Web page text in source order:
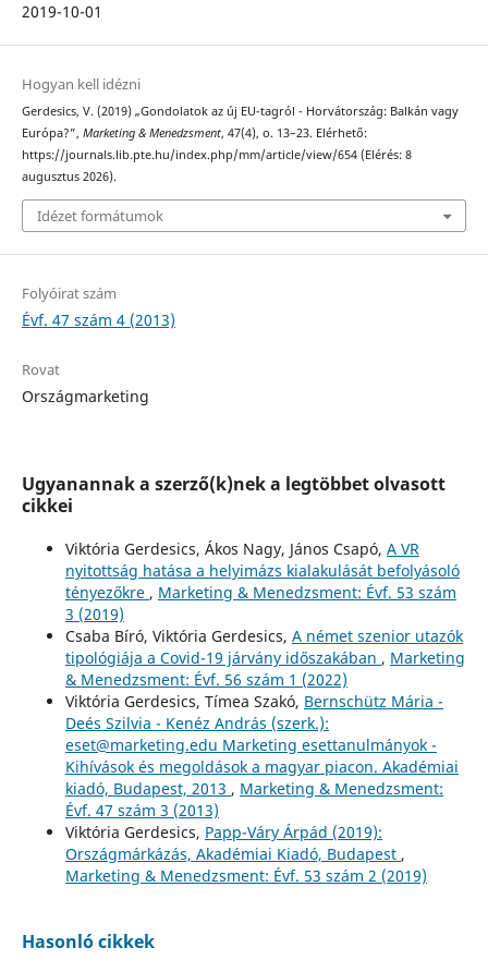
2019-10-01
Hogyan kell idézni
Gerdesics, V. (2019) „Gondolatok az új EU-tagról - Horvátország: Balkán vagy
Európa?”, Marketing & Menedzsment, 47(4), o. 13–23. Elérhető:
https://journals.lib.pte.hu/index.php/mm/article/view/654 (Elérés: 8
augusztus 2026).
Idézet formátumok
Folyóirat szám
Évf. 47 szám 4 (2013)
Rovat
Országmarketing
Ugyanannak a szerző(k)nek a legtöbbet olvasott
cikkei
Viktória Gerdesics, Ákos Nagy, János Csapó, A VR
nyitottság hatása a helyimázs kialakulását befolyásoló
tényezőkre , Marketing & Menedzsment: Évf. 53 szám
3 (2019)
Csaba Bíró, Viktória Gerdesics, A német szenior utazók
tipológiája a Covid-19 járvány időszakában , Marketing
& Menedzsment: Évf. 56 szám 1 (2022)
Viktória Gerdesics, Tímea Szakó, Bernschütz Mária -
Deés Szilvia - Kenéz András (szerk.):
eset@marketing.edu Marketing esettanulmányok -
Kihívások és megoldások a magyar piacon. Akadémiai
kiadó, Budapest, 2013 , Marketing & Menedzsment:
Évf. 47 szám 3 (2013)
Viktória Gerdesics, Papp-Váry Árpád (2019):
Országmárkázás, Akadémiai Kiadó, Budapest ,
Marketing & Menedzsment: Évf. 53 szám 2 (2019)
Hasonló cikkek